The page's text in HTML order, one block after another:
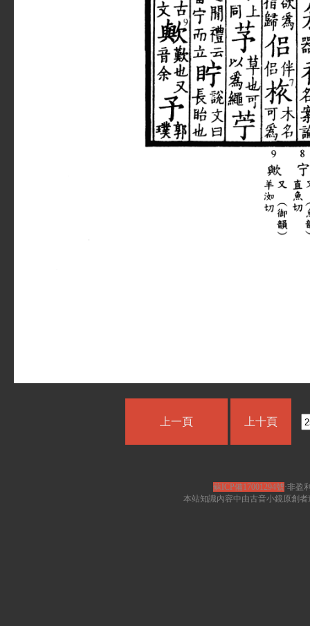
上一頁 上十頁
蘇ICP備17001294號·非盈
本站知識內容中由古音小鏡原創